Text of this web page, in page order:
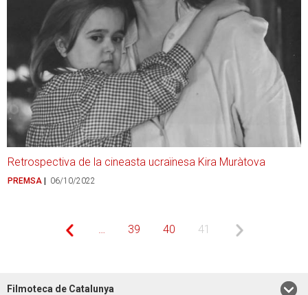
Retrospectiva de la cineasta ucraïnesa Kira Muràtova
PREMSA 06/10/2022
Pàgina
… Page
39 Page
40
Pàgina
41
Pàgina
Filmoteca de Catalunya